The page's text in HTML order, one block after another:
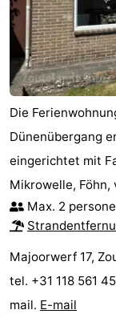
Die
Dünenübergang
eingerichtet mit
Mikrowelle,
Max. 2
Majoorwerf 17,
tel. +31 118 561
mail. E-mail